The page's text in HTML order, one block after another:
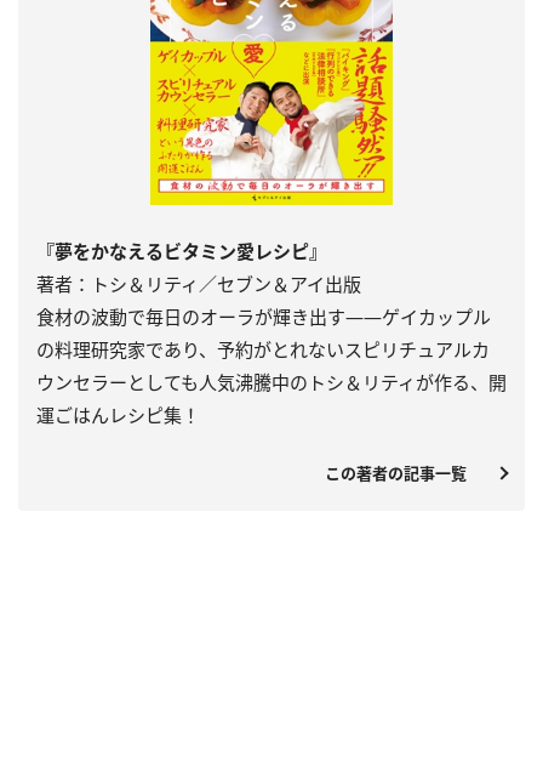
『夢をかなえるビタミン愛レシピ』
著者：トシ＆リティ／セブン＆アイ出版
食材の波動で毎日のオーラが輝き出す――ゲイカップル
の料理研究家であり、予約がとれないスピリチュアルカ
ウンセラーとしても人気沸騰中のトシ＆リティが作る、開
運ごはんレシピ集！
この著者の記事一覧